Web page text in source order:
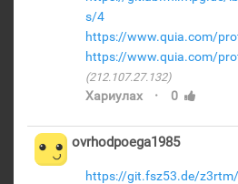
s/4
https://www.quia.com/
https://www.quia.com/
(212.107.27.132)
Хариулах · 0
ovrhodpoega1985
https://git.fsz53.de/